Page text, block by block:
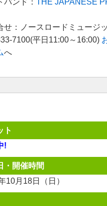
せ：ノースロードミュージ
7100(平日11:00～16:00)
へ
ト
!
・開催時間
10月18日（日）